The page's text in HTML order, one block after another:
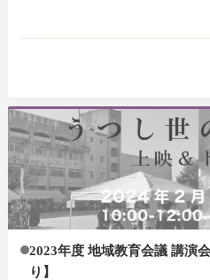
2023年度 地域教育会議 講演
り】